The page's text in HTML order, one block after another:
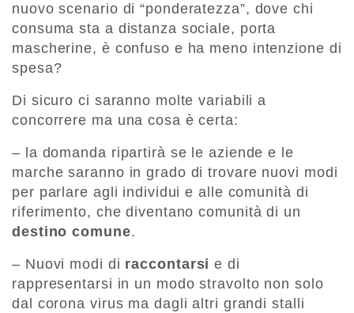
nuovo scenario di “ponderatezza”, dove chi
consuma sta a distanza sociale, porta
mascherine, è confuso e ha meno intenzione di
spesa?
Di sicuro ci saranno molte variabili a
concorrere ma una cosa è certa:
– la domanda ripartirà se le aziende e le
marche saranno in grado di trovare nuovi modi
per parlare agli individui e alle comunità di
riferimento, che diventano comunità di un
destino comune.
– Nuovi modi di raccontarsi e di
rappresentarsi in un modo stravolto non solo
dal corona virus ma dagli altri grandi stalli